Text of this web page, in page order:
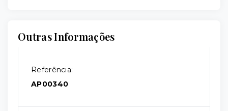
Outras Informações
Referência:
AP00340